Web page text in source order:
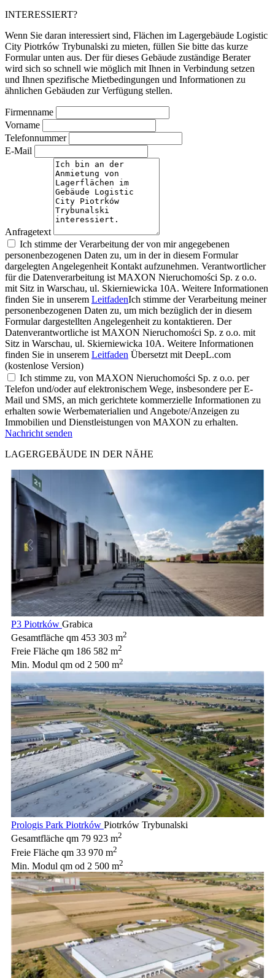
INTERESSIERT?
Wenn Sie daran interessiert sind, Flächen im Lagergebäude Logistic
City Piotrków Trybunalski zu mieten, füllen Sie bitte das kurze
Formular unten aus. Der für dieses Gebäude zuständige Berater
wird sich so schnell wie möglich mit Ihnen in Verbindung setzen
und Ihnen spezifische Mietbedingungen und Informationen zu
ähnlichen Gebäuden zur Verfügung stellen.
Firmenname
Vorname
Telefonnummer
E-Mail
Anfragetext
Ich stimme der Verarbeitung der von mir angegebenen
personenbezogenen Daten zu, um in der in diesem Formular
dargelegten Angelegenheit Kontakt aufzunehmen. Verantwortlicher
für die Datenverarbeitung ist MAXON Nieruchomości Sp. z o.o.
mit Sitz in Warschau, ul. Skierniewicka 10A. Weitere Informationen
finden Sie in unserem LeitfadenIch stimme der Verarbeitung meiner
personenbezogenen Daten zu, um mich bezüglich der in diesem
Formular dargestellten Angelegenheit zu kontaktieren. Der
Datenverantwortliche ist MAXON Nieruchomości Sp. z o.o. mit
Sitz in Warschau, ul. Skierniewicka 10A. Weitere Informationen
finden Sie in unserem Leitfaden Übersetzt mit DeepL.com
(kostenlose Version)
Ich stimme zu, von MAXON Nieruchomości Sp. z o.o. per
Telefon und/oder auf elektronischem Wege, insbesondere per E-
Mail und SMS, an mich gerichtete kommerzielle Informationen zu
erhalten sowie Werbematerialien und Angebote/Anzeigen zu
Immobilien und Dienstleistungen von MAXON zu erhalten.
Nachricht senden
LAGERGEBÄUDE IN DER NÄHE
P3 Piotrków Grabica
Gesamtfläche qm 453 303 m2
Freie Fläche qm 186 582 m2
Min. Modul qm od 2 500 m2
Prologis Park Piotrków Piotrków Trybunalski
Gesamtfläche qm 79 923 m2
Freie Fläche qm 33 970 m2
Min. Modul qm od 2 500 m2